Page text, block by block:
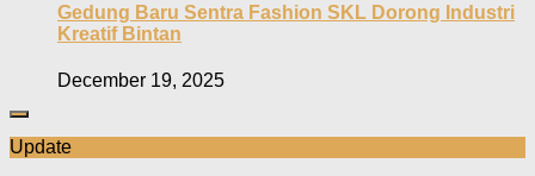
Gedung Baru Sentra Fashion SKL Dorong Industri
Kreatif Bintan
December 19, 2025
Update